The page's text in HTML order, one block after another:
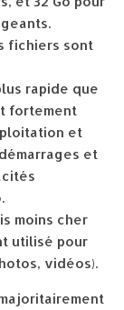
fichiers sont
rapide que
fortement
et
et
moins cher
utilisé pour
vidéos).